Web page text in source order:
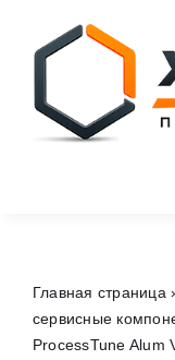
content
Главная страница
сервисные
ProcessTune Alum